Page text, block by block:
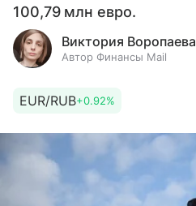
100,79 млн евро.
Виктория Воропаева
Автор Финансы Mail
EUR/RUB+0.92%